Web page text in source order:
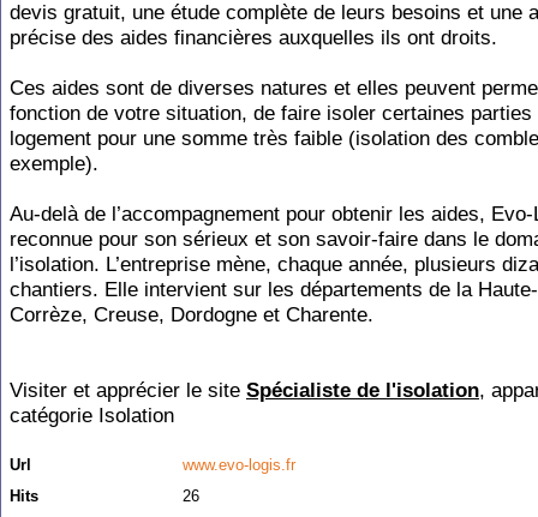
devis gratuit, une étude complète de leurs besoins et une
précise des aides financières auxquelles ils ont droits.
Ces aides sont de diverses natures et elles peuvent
fonction de votre situation, de faire isoler certaines parties
logement pour une somme très faible (isolation des
exemple).
Au-delà de l’accompagnement pour obtenir les aides,
reconnue pour son sérieux et son savoir-faire dans le
l’isolation. L’entreprise mène, chaque année, plusieurs
chantiers. Elle intervient sur les départements de la
Corrèze, Creuse, Dordogne et Charente.
Visiter et apprécier le site Spécialiste de l'isolation,
catégorie Isolation
Url
www.evo-logis.fr
Hits
26